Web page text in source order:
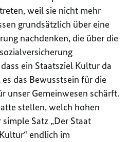
weil sie nicht mehr
grundsätzlich über eine
nachdenken, die über die
ein Staatsziel Kultur da
das Bewusstsein für die
unser Gemeinwesen schärft.
stellen, welch hohen
Satz „Der Staat
endlich im